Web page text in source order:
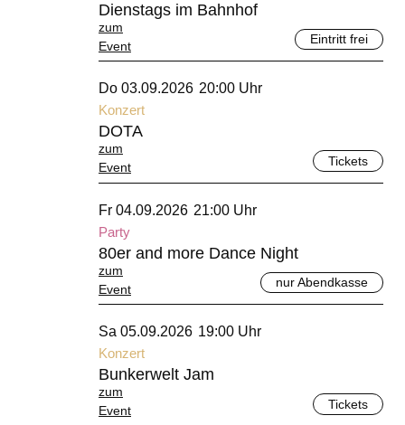
Eintritt frei
Dienstags im Bahnhof
zum
Event
September 2026
Do 03.09.2026 20:00 Uhr
Konzert
Tickets
DOTA
zum
Event
September 2026
Fr 04.09.2026 21:00 Uhr
Party
nur Abendkasse
80er and more Dance Night
zum
Event
September 2026
Sa 05.09.2026 19:00 Uhr
Konzert
Tickets
Bunkerwelt Jam
zum
Event